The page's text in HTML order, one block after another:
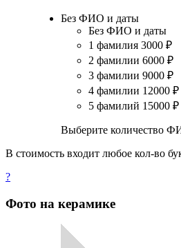
Без ФИО и даты
Без ФИО и даты
1 фамилия 3000 ₽
2 фамилии 6000 ₽
3 фамилии 9000 ₽
4 фамилии 12000 ₽
5 фамилий 15000 ₽
Выберите количество
В стоимость входит любое кол-во
?
Фото на керамике